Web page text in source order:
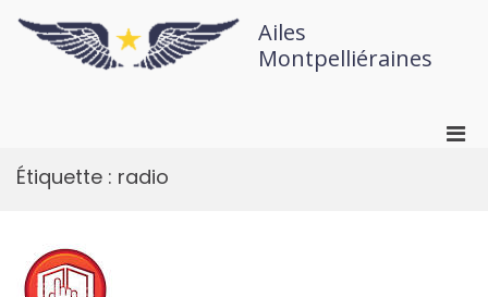
Ailes
Montpelliéraines
Étiquette : radio